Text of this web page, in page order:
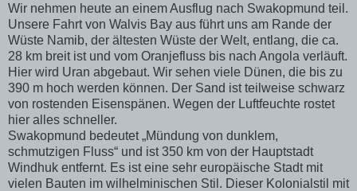
Wir nehmen heute an einem Ausflug nach Swakopmund teil.
Unsere Fahrt von Walvis Bay aus führt uns am Rande der
Wüste Namib, der ältesten Wüste der Welt, entlang, die ca.
28 km breit ist und vom Oranjefluss bis nach Angola verläuft.
Hier wird Uran abgebaut. Wir sehen viele Dünen, die bis zu
390 m hoch werden können. Der Sand ist teilweise schwarz
von rostenden Eisenspänen. Wegen der Luftfeuchte rostet
hier alles schneller.
Swakopmund bedeutet „Mündung von dunklem,
schmutzigen Fluss“ und ist 350 km von der Hauptstadt
Windhuk entfernt. Es ist eine sehr europäische Stadt mit
vielen Bauten im wilhelminischen Stil. Dieser Kolonialstil mit